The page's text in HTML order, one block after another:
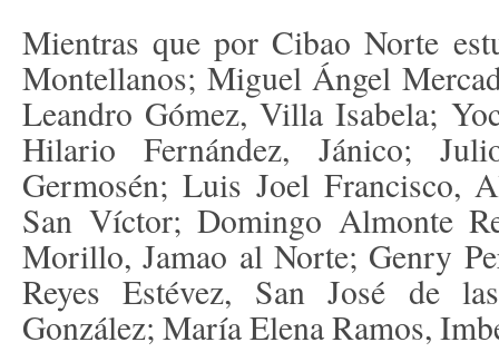
Mientras que por Cibao Norte
Montellanos; Miguel Ángel
Leandro Gómez, Villa Isabela;
Hilario Fernández, Jánico;
Germosén; Luis Joel Francisco,
San Víctor; Domingo Almonte
Morillo, Jamao al Norte; Genry
Reyes Estévez, San José de
González; María Elena Ramos,